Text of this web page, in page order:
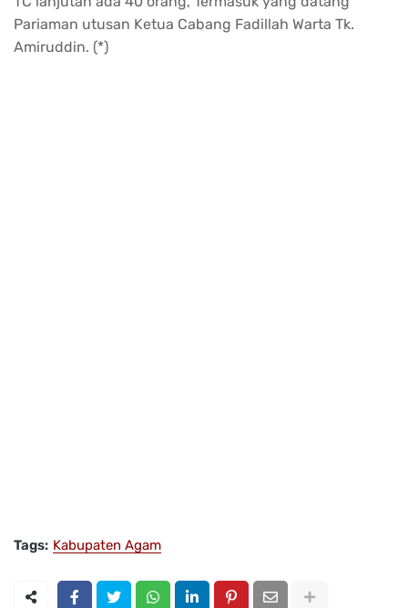
Pariaman utusan Ketua Cabang Fadillah Warta Tk.
Amiruddin. (*)
Tags: Kabupaten Agam